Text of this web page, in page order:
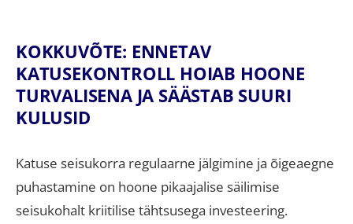
KOKKUVÕTE: ENNETAV
KATUSEKONTROLL HOIAB HOONE
TURVALISENA JA SÄÄSTAB SUURI
KULUSID
Katuse seisukorra regulaarne jälgimine ja õigeaegne
puhastamine on hoone pikaajalise säilimise
seisukohalt kriitilise tähtsusega investeering.